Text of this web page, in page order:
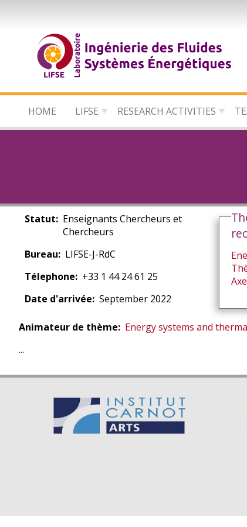
HOME LIFSE RESEARCH ACTIVITIES
Statut
Enseignants Chercheurs et
Chercheurs
Bureau
LIFSE-J-RdC
Télephone
+33 1 44 24 61 25
Date d'arrivée September 2022
Animateur de thème
Energy systems and
...